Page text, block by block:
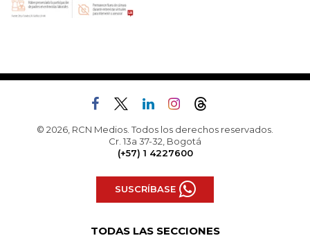
© 2026, RCN Medios. Todos los derechos reservados.
Cr. 13a 37-32, Bogotá
(+57) 1 4227600
SUSCRÍBASE
TODAS LAS SECCIONES